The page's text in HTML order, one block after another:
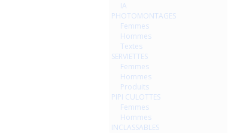
IA
PHOTOMONTAGES
Femmes
Hommes
Textes
SERVIETTES
Femmes
Hommes
Produits
PIPI CULOTTES
Femmes
Hommes
INCLASSABLES